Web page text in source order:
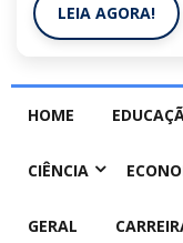
LEIA AGORA!
HOME
CIÊNCIA
GERAL